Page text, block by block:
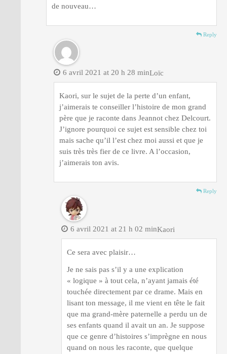
de nouveau…
Reply
Loïc
6 avril 2021 at 20 h 28 min
Kaori, sur le sujet de la perte d’un enfant,
j’aimerais te conseiller l’histoire de mon grand
père que je raconte dans Jeannot chez Delcourt.
J’ignore pourquoi ce sujet est sensible chez toi
mais sache qu’il l’est chez moi aussi et que je
suis très très fier de ce livre. A l’occasion,
j’aimerais ton avis.
Reply
Kaori
6 avril 2021 at 21 h 02 min
Ce sera avec plaisir…
Je ne sais pas s’il y a une explication
« logique » à tout cela, n’ayant jamais été
touchée directement par ce drame. Mais en
lisant ton message, il me vient en tête le fait
que ma grand-mère paternelle a perdu un de
ses enfants quand il avait un an. Je suppose
que ce genre d’histoires s’imprègne en nous
quand on nous les raconte, que quelque